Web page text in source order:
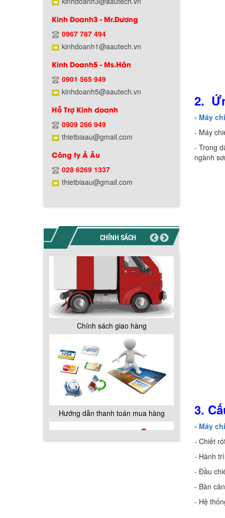
Kinh Doanh3 - Mr.Dương
0967 787 494
kinhdoanh1@aautech.vn
Kinh Doanh5 - Ms.Hân
0901 565 949
kinhdoanh5@aautech.vn
Hỗ Trợ Kinh doanh
0909 266 949
thietbiaau@gmail.com
Công ty Á Âu
028 6269 1337
thietbiaau@gmail.com
CHÍNH SÁCH
Hướng dẫn thanh toán mua hàng
Chính sách đổi trả hàng
Chính sách bảo hành
Chính sách giao hàng
Hướng dẫn thanh toán mua hàng
2.
- Máy
- Máy
- Trong
ngành
3.
- Máy
- Chiết
- Hành
- Đầu
- Bàn
- Hệ